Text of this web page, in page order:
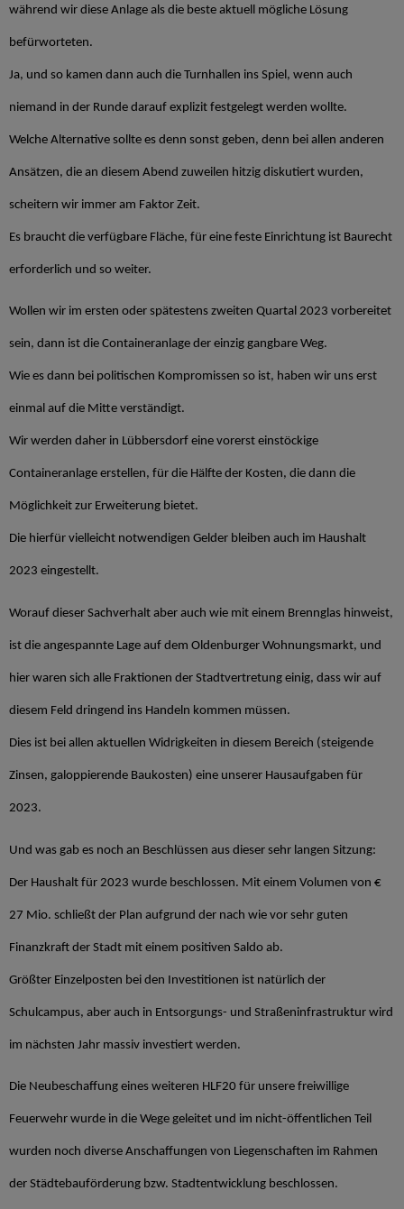
während wir diese Anlage als die beste aktuell mögliche Lösung
befürworteten.
Ja, und so kamen dann auch die Turnhallen ins Spiel, wenn auch
niemand in der Runde darauf explizit festgelegt werden wollte.
Welche Alternative sollte es denn sonst geben, denn bei allen anderen
Ansätzen, die an diesem Abend zuweilen hitzig diskutiert wurden,
scheitern wir immer am Faktor Zeit.
Es braucht die verfügbare Fläche, für eine feste Einrichtung ist Baurecht
erforderlich und so weiter.
Wollen wir im ersten oder spätestens zweiten Quartal 2023 vorbereitet
sein, dann ist die Containeranlage der einzig gangbare Weg.
Wie es dann bei politischen Kompromissen so ist, haben wir uns erst
einmal auf die Mitte verständigt.
Wir werden daher in Lübbersdorf eine vorerst einstöckige
Containeranlage erstellen, für die Hälfte der Kosten, die dann die
Möglichkeit zur Erweiterung bietet.
Die hierfür vielleicht notwendigen Gelder bleiben auch im Haushalt
2023 eingestellt.
Worauf dieser Sachverhalt aber auch wie mit einem Brennglas hinweist,
ist die angespannte Lage auf dem Oldenburger Wohnungsmarkt, und
hier waren sich alle Fraktionen der Stadtvertretung einig, dass wir auf
diesem Feld dringend ins Handeln kommen müssen.
Dies ist bei allen aktuellen Widrigkeiten in diesem Bereich (steigende
Zinsen, galoppierende Baukosten) eine unserer Hausaufgaben für
2023.
Und was gab es noch an Beschlüssen aus dieser sehr langen Sitzung:
Der Haushalt für 2023 wurde beschlossen. Mit einem Volumen von €
27 Mio. schließt der Plan aufgrund der nach wie vor sehr guten
Finanzkraft der Stadt mit einem positiven Saldo ab.
Größter Einzelposten bei den Investitionen ist natürlich der
Schulcampus, aber auch in Entsorgungs- und Straßeninfrastruktur wird
im nächsten Jahr massiv investiert werden.
Die Neubeschaffung eines weiteren HLF20 für unsere freiwillige
Feuerwehr wurde in die Wege geleitet und im nicht-öffentlichen Teil
wurden noch diverse Anschaffungen von Liegenschaften im Rahmen
der Städtebauförderung bzw. Stadtentwicklung beschlossen.